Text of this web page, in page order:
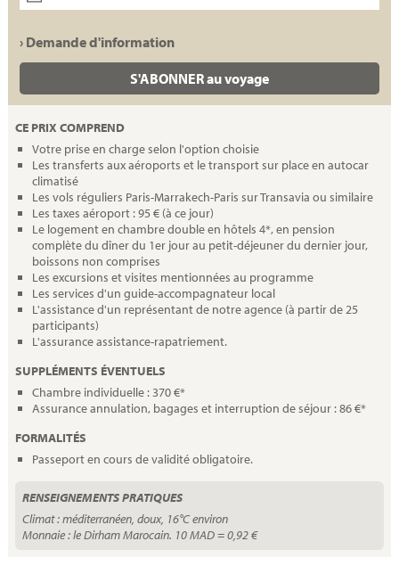
› Demande d'information
S'ABONNER au voyage
CE PRIX COMPREND
Votre prise en charge selon l'option choisie
Les transferts aux aéroports et le transport sur place en autocar
climatisé
Les vols réguliers Paris-Marrakech-Paris sur Transavia ou similaire
Les taxes aéroport : 95 € (à ce jour)
Le logement en chambre double en hôtels 4*, en pension
complète du dîner du 1er jour au petit-déjeuner du dernier jour,
boissons non comprises
Les excursions et visites mentionnées au programme
Les services d'un guide-accompagnateur local
L'assistance d'un représentant de notre agence (à partir de 25
participants)
L'assurance assistance-rapatriement.
SUPPLÉMENTS ÉVENTUELS
Chambre individuelle : 370 €*
Assurance annulation, bagages et interruption de séjour : 86 €*
FORMALITÉS
Passeport en cours de validité obligatoire.
RENSEIGNEMENTS PRATIQUES
Climat : méditerranéen, doux, 16°C environ
Monnaie : le Dirham Marocain. 10 MAD = 0,92 €